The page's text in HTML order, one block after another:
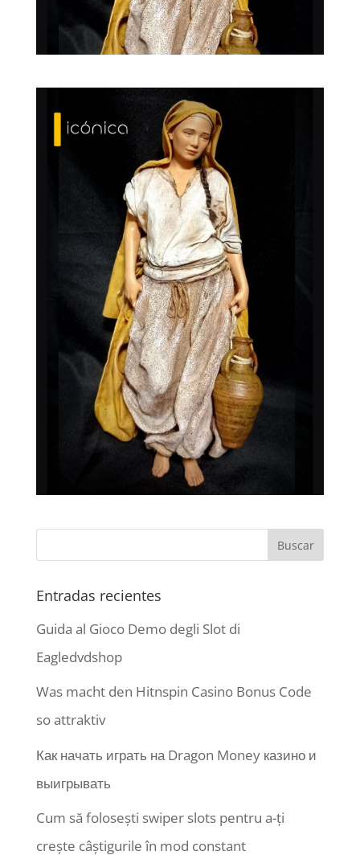
Entradas recientes
Guida al Gioco Demo degli Slot di
Eagledvdshop
Was macht den Hitnspin Casino Bonus Code
so attraktiv
Как начать играть на Dragon Money казино и
выигрывать
Cum să folosești swiper slots pentru a-ți
crește câștigurile în mod constant